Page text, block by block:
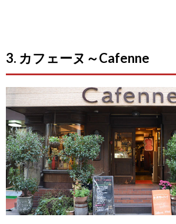
3. カフェーヌ～Cafenne